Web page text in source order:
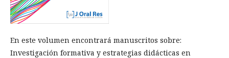
En este volumen encontrará manuscritos sobre:
Investigación formativa y estrategias didácticas en